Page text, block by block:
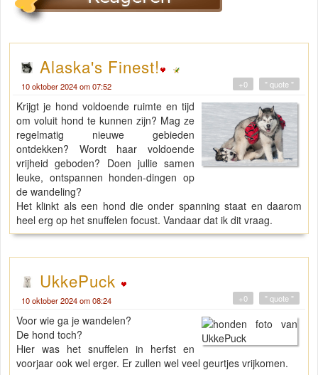
Alaska's Finest!
10 oktober 2024 om 07:52 " quote "
+0
Krijgt je hond voldoende ruimte en tijd
om voluit hond te kunnen zijn? Mag ze
regelmatig nieuwe gebieden
ontdekken? Wordt haar voldoende
vrijheid geboden? Doen jullie samen
leuke, ontspannen honden-dingen op
de wandeling?
Het klinkt als een hond die onder spanning staat en daarom
heel erg op het snuffelen focust. Vandaar dat ik dit vraag.
UkkePuck
10 oktober 2024 om 08:24 " quote "
+0
Voor wie ga je wandelen?
De hond toch?
Hier was het snuffelen in herfst en
voorjaar ook wel erger. Er zullen wel veel geurtjes vrijkomen.